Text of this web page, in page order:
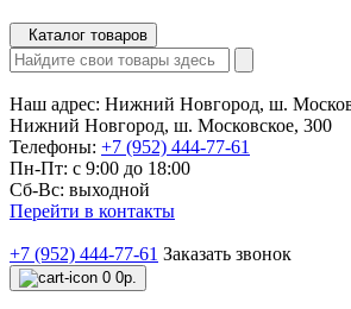
Каталог товаров
Наш адрес: Нижний Новгород, ш.
Нижний Новгород, ш. Московское, 300
Телефоны: +7 (952) 444-77-61
Пн-Пт: с 9:00 до 18:00
Сб-Вс: выходной
Перейти в контакты
+7 (952) 444-77-61 Заказать звонок
0 0р.